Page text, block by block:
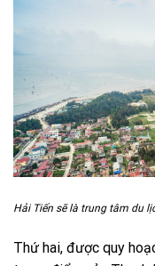
Hải Tiến sẽ là trung tâm du
Thứ hai, được quy